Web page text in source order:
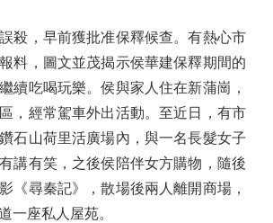
，早前獲批准保釋候查。有熱心市
料，圖文並茂揭示侯華建保釋期間的
續吃喝玩樂。侯與家人住在新蒲崗，
，經常駕車外出活動。至近日，有市
石山荷里活廣場內，與一名長髮女子
講有笑，之後侯陪伴女方購物，隨後
《尋秦記》，散場後兩人離開商場，
一座私人屋苑。